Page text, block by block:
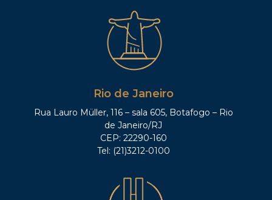
Rio de Janeiro
Rua Lauro Müller, 116 – sala 605, Botafogo – Rio
de Janeiro/RJ
CEP: 22290-160
Tel: (21)3212-0100